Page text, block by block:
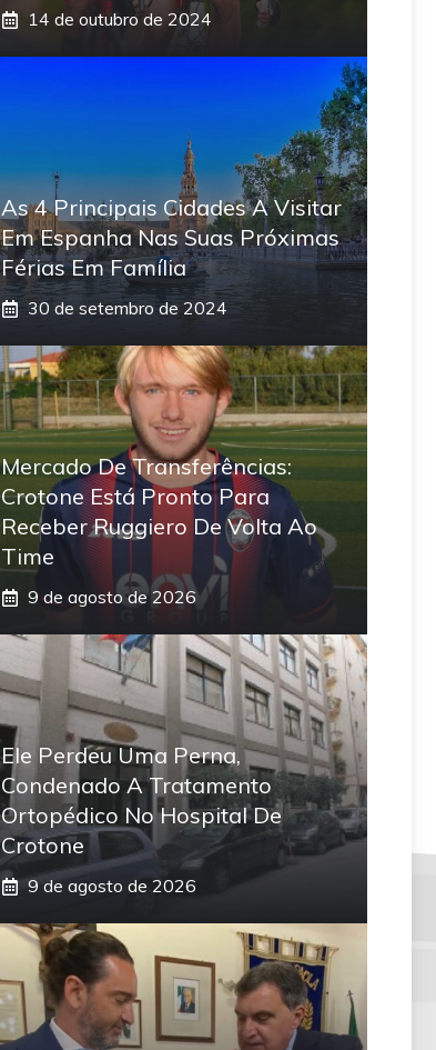
14 de outubro de 2024
As 4 Principais Cidades A Visitar
Em Espanha Nas Suas Próximas
Férias Em Família
30 de setembro de 2024
Mercado De Transferências:
Crotone Está Pronto Para
Receber Ruggiero De Volta Ao
Time
9 de agosto de 2026
Ele Perdeu Uma Perna,
Condenado A Tratamento
Ortopédico No Hospital De
Crotone
9 de agosto de 2026